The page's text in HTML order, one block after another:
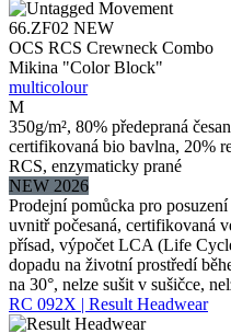
66.ZF02 NEW
OCS RCS Crewneck Combo
Mikina "Color Block"
multicolour
M
350g/m², 80% předepraná
certifikovaná bio bavlna, 20%
RCS, enzymaticky prané
NEW 2026
Prodejní pomůcka pro
uvnitř počesaná, certifikovaná
přísad, výpočet LCA (Life
dopadu na životní prostředí
na 30°, nelze sušit v sušičce,
RC 092X | Result Headwear